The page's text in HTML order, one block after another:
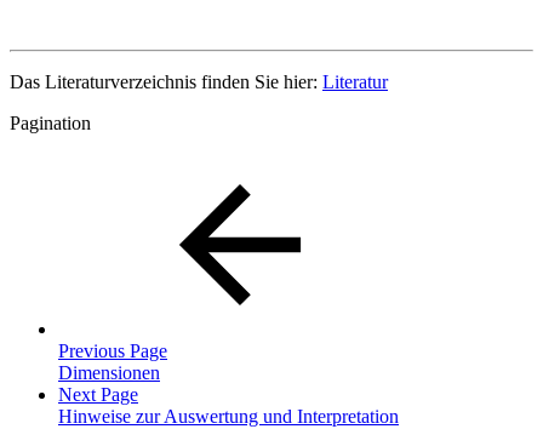
Das Literaturverzeichnis finden Sie hier: Literatur
Pagination
Previous Page
Dimensionen
Next Page
Hinweise zur Auswertung und Interpretation